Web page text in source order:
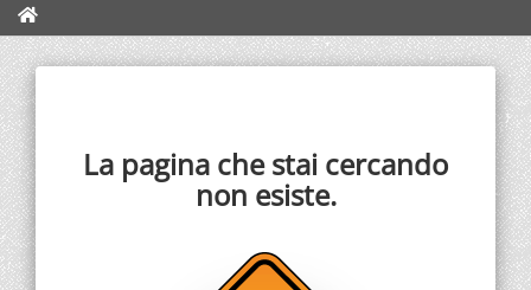
La pagina che stai cercando
non esiste.